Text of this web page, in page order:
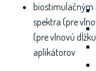
biostimulačným
spektra (pre
(pre vlnovú
aplikátorov